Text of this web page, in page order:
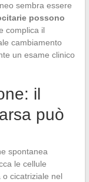
sembra essere
possono
complica il
cambiamento
un esame clinico
il
può
spontanea
le cellule
o cicatriziale nel